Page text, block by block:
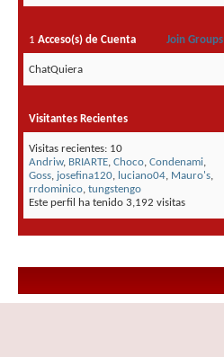
Join Groups
1 Acceso(s) de Cuenta
ChatQuiera
Visitantes Recientes
Visitas recientes: 10
Andriw, BRIARTE, Choco, Condenami,
Goss, josefina120, luciano04, Mauro's,
rrdominico, tungstengo
Este perfil ha tenido 3,192 visitas